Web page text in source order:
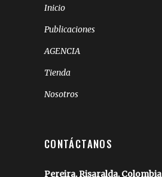
Inicio
Publicaciones
AGENCIA
Tienda
Nosotros
CONTÁCTANOS
Pereira, Risaralda, Colombia